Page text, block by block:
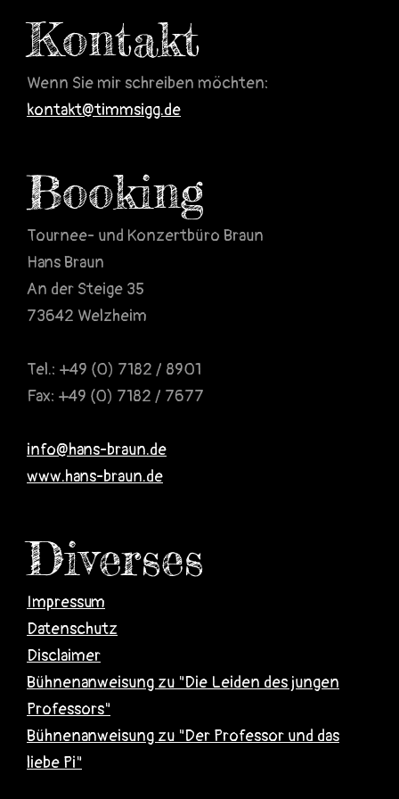
Kontakt
Wenn Sie mir schreiben möchten:
kontakt@timmsigg.de
Booking
Tournee- und Konzertbüro Braun
Hans Braun
An der Steige 35
73642 Welzheim
Tel.: +49 (0) 7182 / 8901
Fax: +49 (0) 7182 / 7677
info@hans-braun.de
www.hans-braun.de
Diverses
Impressum
Datenschutz
Disclaimer
Bühnenanweisung zu "Die Leiden des jungen
Professors"
Bühnenanweisung zu "Der Professor und das
liebe Pi"